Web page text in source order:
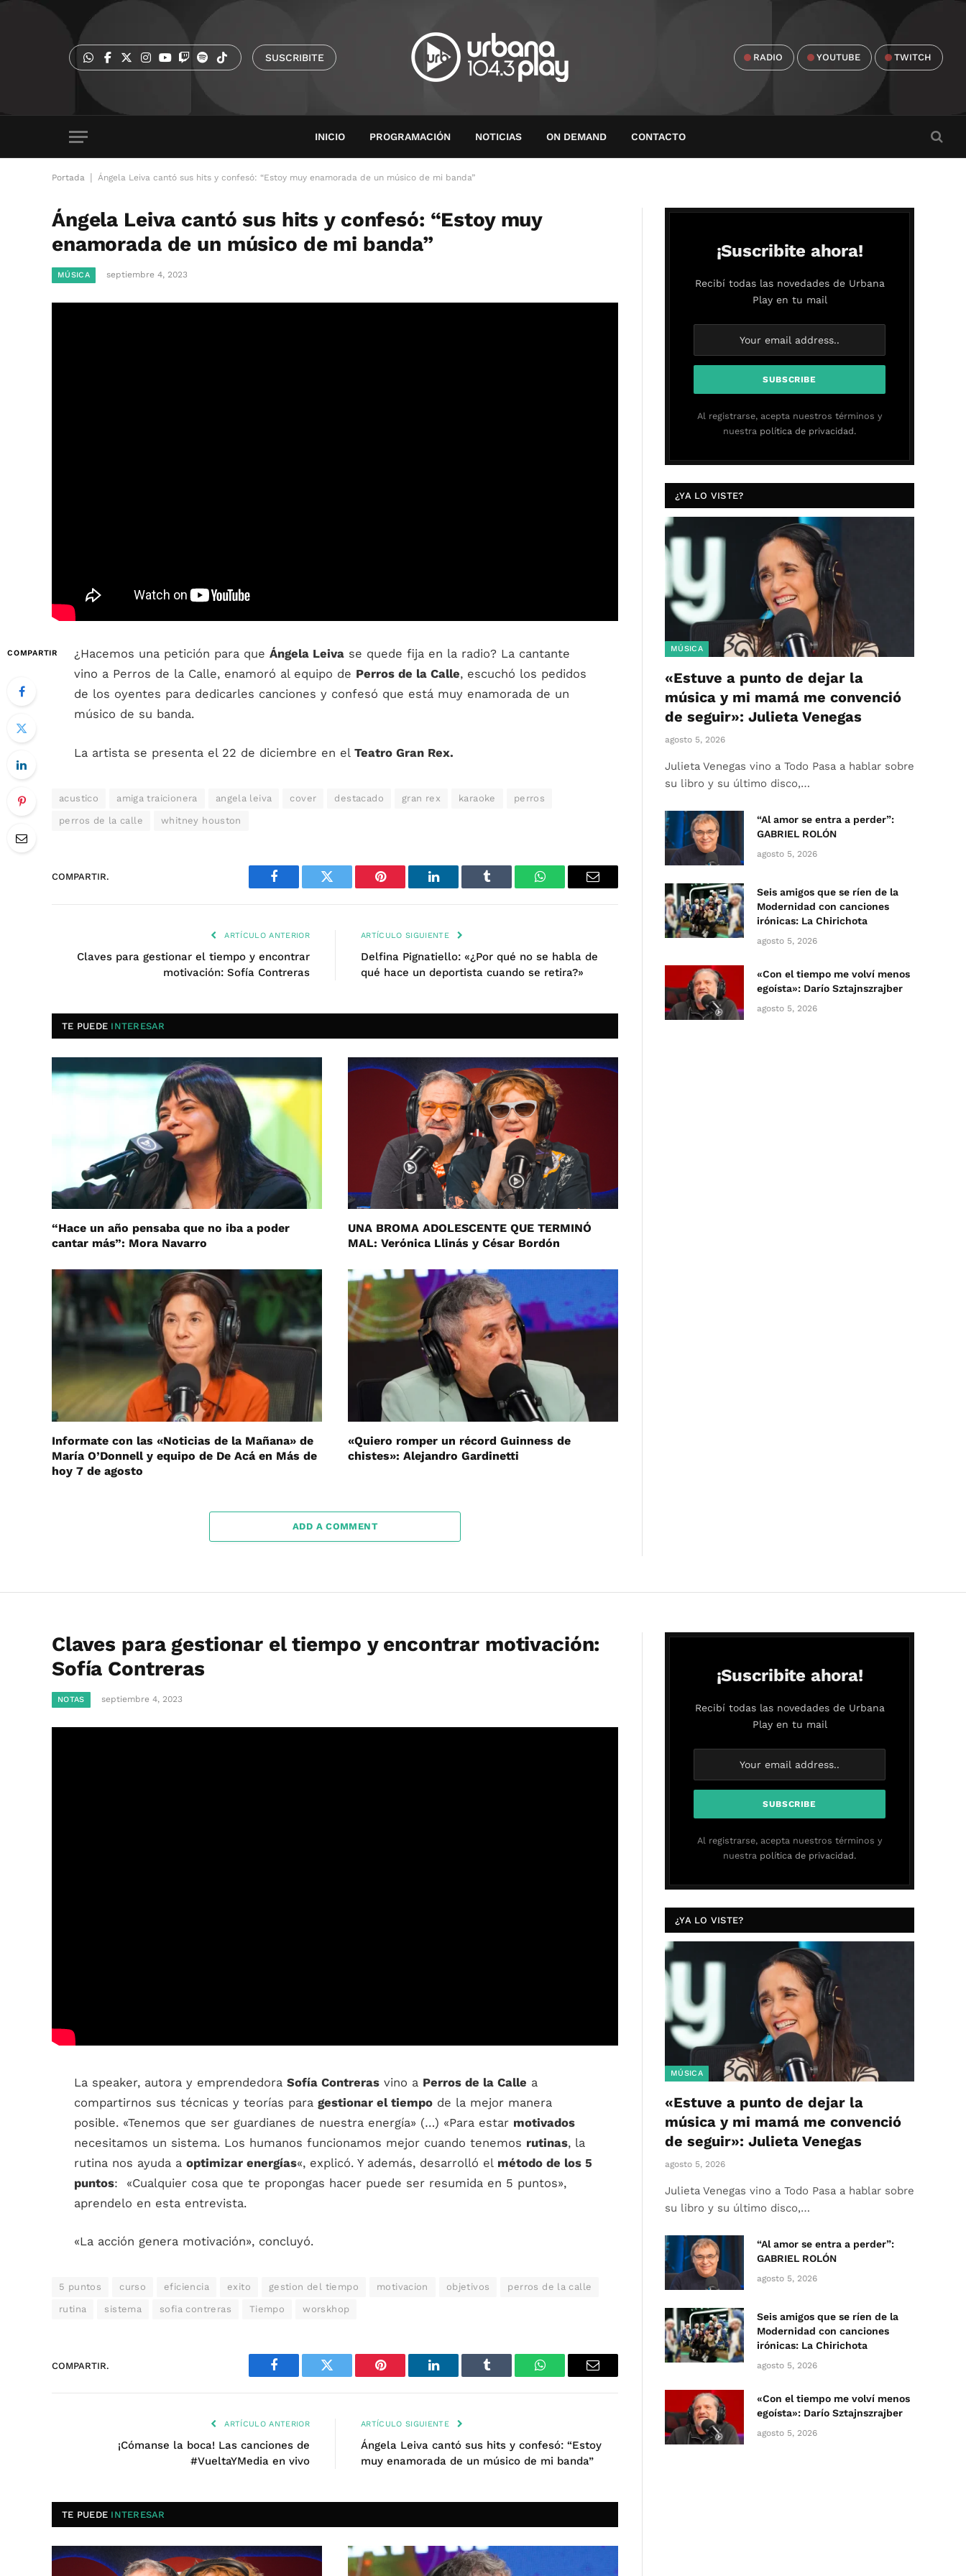
SUSCRIBITE RADIO YOUTUBE TWITCH
INICIO PROGRAMACIÓN NOTICIAS ON DEMAND CONTACTO
Portada Ángela Leiva cantó sus hits y confesó: “Estoy muy enamorada de un músico de mi banda”
Ángela Leiva cantó sus hits y confesó: “Estoy muy
enamorada de un músico de mi banda”
MÚSICA septiembre 4, 2023
COMPARTIR ¿Hacemos una petición para que Ángela Leiva se quede fija en la radio? La cantante
vino a Perros de la Calle, enamoró al equipo de Perros de la Calle, escuchó los pedidos
de los oyentes para dedicarles canciones y confesó que está muy enamorada de un
músico de su banda.
La artista se presenta el 22 de diciembre en el Teatro Gran Rex.
acustico amiga traicionera angela leiva cover destacado gran rex karaoke perros
perros de la calle whitney houston
COMPARTIR.
Facebook Twitter Pinterest LinkedIn Tumblr WhatsAppEmail
ARTÍCULO ANTERIOR
Claves para gestionar el tiempo y encontrar
motivación: Sofía Contreras
ARTÍCULO SIGUIENTE
Delfina Pignatiello: «¿Por qué no se habla de
qué hace un deportista cuando se retira?»
TE PUEDE INTERESAR
“Hace un año pensaba que no iba a poder
cantar más”: Mora Navarro
UNA BROMA ADOLESCENTE QUE TERMINÓ
MAL: Verónica Llinás y César Bordón
Informate con las «Noticias de la Mañana» de
María O’Donnell y equipo de De Acá en Más de
hoy 7 de agosto
«Quiero romper un récord Guinness de
chistes»: Alejandro Gardinetti
ADD A COMMENT
¡Suscribite ahora!
Recibí todas las novedades de Urbana
Play en tu mail
Al registrarse, acepta nuestros términos y
nuestra política de privacidad.
¿YA LO VISTE?
MÚSICA
«Estuve a punto de dejar la
música y mi mamá me convenció
de seguir»: Julieta Venegas
agosto 5, 2026
Julieta Venegas vino a Todo Pasa a hablar sobre
su libro y su último disco,…
“Al amor se entra a perder”:
GABRIEL ROLÓN
agosto 5, 2026
Seis amigos que se ríen de la
Modernidad con canciones
irónicas: La Chirichota
agosto 5, 2026
«Con el tiempo me volví menos
egoísta»: Darío Sztajnszrajber
agosto 5, 2026
Claves para gestionar el tiempo y encontrar motivación:
Sofía Contreras
NOTAS septiembre 4, 2023
La speaker, autora y emprendedora Sofía Contreras vino a Perros de la Calle a
compartirnos sus técnicas y teorías para gestionar el tiempo de la mejor manera
posible. «Tenemos que ser guardianes de nuestra energía» (…) «Para estar motivados
necesitamos un sistema. Los humanos funcionamos mejor cuando tenemos rutinas, la
rutina nos ayuda a optimizar energías«, explicó. Y además, desarrolló el método de los 5
puntos: «Cualquier cosa que te propongas hacer puede ser resumida en 5 puntos»,
aprendelo en esta entrevista.
«La acción genera motivación», concluyó.
5 puntos curso eficiencia exito gestion del tiempo motivacion objetivos perros de la calle
rutina sistema sofia contreras Tiempo worskhop
COMPARTIR.
Facebook Twitter Pinterest LinkedIn Tumblr WhatsAppEmail
ARTÍCULO ANTERIOR
¡Cómanse la boca! Las canciones de
#VueltaYMedia en vivo
ARTÍCULO SIGUIENTE
Ángela Leiva cantó sus hits y confesó: “Estoy
muy enamorada de un músico de mi banda”
TE PUEDE INTERESAR
¡Suscribite ahora!
Recibí todas las novedades de Urbana
Play en tu mail
Al registrarse, acepta nuestros términos y
nuestra política de privacidad.
¿YA LO VISTE?
MÚSICA
«Estuve a punto de dejar la
música y mi mamá me convenció
de seguir»: Julieta Venegas
agosto 5, 2026
Julieta Venegas vino a Todo Pasa a hablar sobre
su libro y su último disco,…
“Al amor se entra a perder”:
GABRIEL ROLÓN
agosto 5, 2026
Seis amigos que se ríen de la
Modernidad con canciones
irónicas: La Chirichota
agosto 5, 2026
«Con el tiempo me volví menos
egoísta»: Darío Sztajnszrajber
agosto 5, 2026